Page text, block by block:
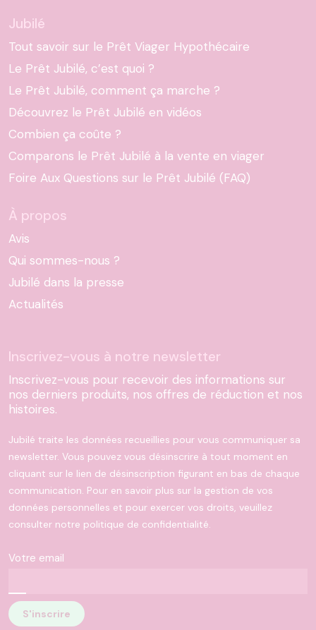
Jubilé
Tout savoir sur le Prêt Viager Hypothécaire
Le Prêt Jubilé, c’est quoi ?
Le Prêt Jubilé, comment ça marche ?
Découvrez le Prêt Jubilé en vidéos
Combien ça coûte ?
Comparons le Prêt Jubilé à la vente en viager
Foire Aux Questions sur le Prêt Jubilé (FAQ)
À propos
Avis
Qui sommes-nous ?
Jubilé dans la presse
Actualités
Inscrivez-vous à notre newsletter
Inscrivez-vous pour recevoir des informations sur
nos derniers produits, nos offres de réduction et nos
histoires.
Jubilé traite les données recueillies pour vous communiquer sa
newsletter. Vous pouvez vous désinscrire à tout moment en
cliquant sur le lien de désinscription figurant en bas de chaque
communication. Pour en savoir plus sur la gestion de vos
données personnelles et pour exercer vos droits, veuillez
consulter notre politique de confidentialité.
Votre email